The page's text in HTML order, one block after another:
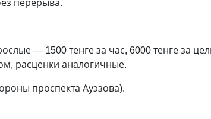
— 1500 тенге за час, 6000 тенге за
расценки аналогичные.
проспекта Ауэзова).